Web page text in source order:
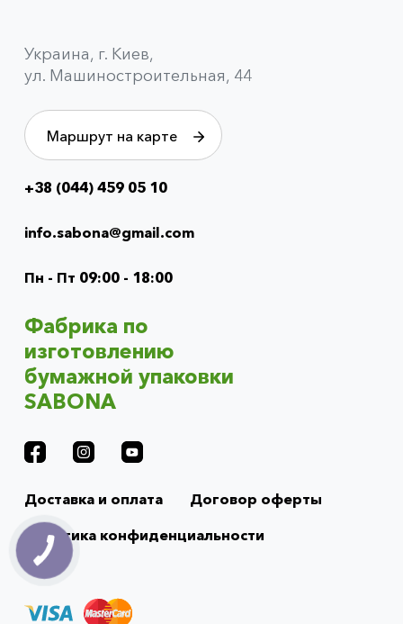
Украина, г. Киев,
ул. Машиностроительная, 44
Маршрут на карте
+38 (044) 459 05 10
info.sabona@gmail.com
Пн - Пт 09:00 - 18:00
Фабрика по
изготовлению
бумажной упаковки
SABONA
menu
Доставка и оплата
Договор оферты
Политика конфиденциальности